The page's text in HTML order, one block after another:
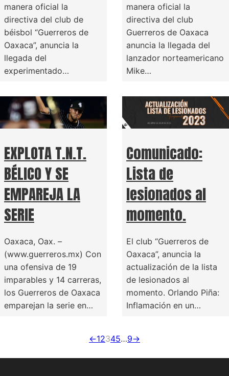
manera oficial la
directiva del club de
béisbol “Guerreros de
Oaxaca”, anuncia la
llegada del
experimentado…
manera oficial la
directiva del club
Guerreros de Oaxaca
anuncia la llegada del
lanzador norteamericano
Mike…
EXPLOTA T.N.T.
BÉLICO Y SE
EMPAREJA LA
SERIE
Oaxaca, Oax. –
(www.guerreros.mx) Con
una ofensiva de 19
imparables y 14 carreras,
los Guerreros de Oaxaca
emparejan la serie en…
Comunicado:
Lista de
lesionados al
momento.
El club “Guerreros de
Oaxaca”, anuncia la
actualización de la lista
de lesionados al
momento. Orlando Piña:
Inflamación en un…
←12345…9→